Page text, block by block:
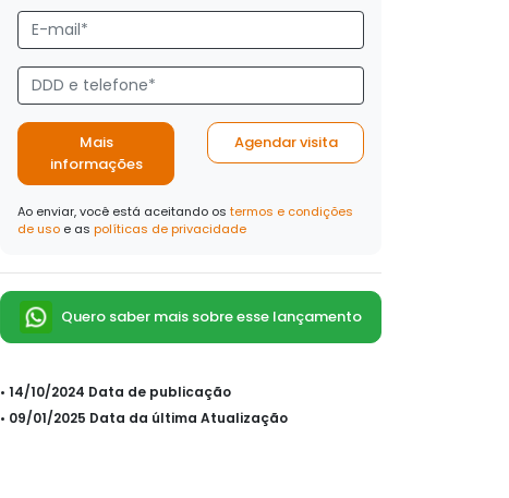
Mais
informações
Agendar visita
Ao enviar, você está aceitando os termos e condições
de uso e as políticas de privacidade
Quero saber mais sobre esse lançamento
• 14/10/2024 Data de publicação
• 09/01/2025 Data da última Atualização